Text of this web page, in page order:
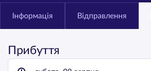
Інформація Відправлення
Прибуття